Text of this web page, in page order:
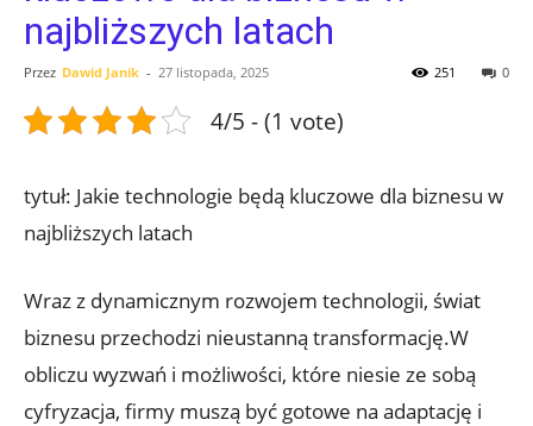
najbliższych latach
Przez Dawid Janik - 27 listopada, 2025 0
251
4/5 - (1 vote)
tytuł: Jakie technologie będą kluczowe dla biznesu w
najbliższych latach
Wraz z dynamicznym rozwojem technologii, świat
biznesu przechodzi nieustanną transformację.W
obliczu wyzwań i możliwości, które niesie ze sobą
cyfryzacja, firmy muszą być gotowe na adaptację i